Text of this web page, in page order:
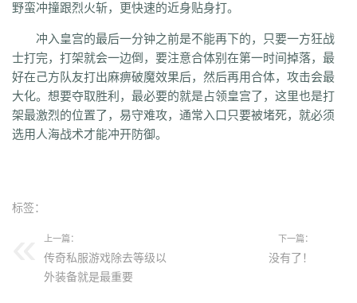
野蛮冲撞跟烈火斩，更快速的近身贴身打。
冲入皇宫的最后一分钟之前是不能再下的，只要一方狂战
士打完，打架就会一边倒，要注意合体别在第一时间掉落，最
好在己方队友打出麻痹破魔效果后，然后再用合体，攻击会最
大化。想要夺取胜利，最必要的就是占领皇宫了，这里也是打
架最激烈的位置了，易守难攻，通常入口只要被堵死，就必须
选用人海战术才能冲开防御。
标签：
上一篇：
传奇私服游戏除去等级以
外装备就是最重要
下一篇：
没有了！